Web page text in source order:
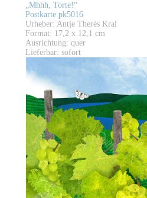
„Mhhh, Torte!“
Postkarte pk5016
Urheber: Antje Therés Kral
Format: 17,2 x 12,1 cm
Ausrichtung: quer
Lieferbar: sofort